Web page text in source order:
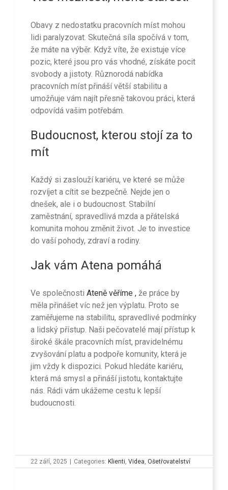
Obavy z nedostatku pracovních míst mohou
lidi paralyzovat. Skutečná síla spočívá v tom,
že máte na výběr. Když víte, že existuje více
pozic, které jsou pro vás vhodné, získáte pocit
svobody a jistoty. Různorodá nabídka
pracovních míst přináší větší stabilitu a
umožňuje vám najít přesně takovou práci, která
odpovídá vašim potřebám.
Budoucnost, kterou stojí za to
mít
Každý si zaslouží kariéru, ve které se může
rozvíjet a cítit se bezpečně. Nejde jen o
dnešek, ale i o budoucnost. Stabilní
zaměstnání, spravedlivá mzda a přátelská
komunita mohou změnit život. Je to investice
do vaší pohody, zdraví a rodiny.
Jak vám Atena pomáhá
Ve společnosti Ateně věříme , že práce by
měla přinášet víc než jen výplatu. Proto se
zaměřujeme na stabilitu, spravedlivé podmínky
a lidský přístup. Naši pečovatelé mají přístup k
široké škále pracovních míst, pravidelnému
zvyšování platu a podpoře komunity, která je
jim vždy k dispozici. Pokud hledáte kariéru,
která má smysl a přináší jistotu, kontaktujte
nás. Rádi vám ukážeme cestu k lepší
budoucnosti.
22 září, 2025 Categories: Klienti, Videa, Ošetřovatelství